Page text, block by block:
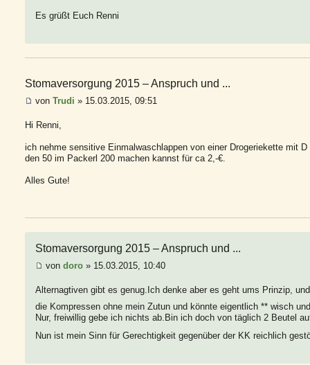
Es grüßt Euch Renni
Stomaversorgung 2015 – Anspruch und ...
von Trudi » 15.03.2015, 09:51
Hi Renni,
ich nehme sensitive Einmalwaschlappen von einer Drogeriekette mit
den 50 im Packerl 200 machen kannst für ca 2,-€.
Alles Gute!
Stomaversorgung 2015 – Anspruch und ...
von doro » 15.03.2015, 10:40
Alternagtiven gibt es genug.Ich denke aber es geht ums Prinzip,
die Kompressen ohne mein Zutun und könnte eigentlich ** wisch
Nur, freiwillig gebe ich nichts ab.Bin ich doch von täglich 2 Beutel
Nun ist mein Sinn für Gerechtigkeit gegenüber der KK reichlich